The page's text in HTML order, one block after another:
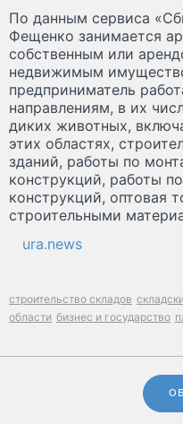
По данным сервиса
Фещенко занимается
собственным или
недвижимым
предприниматель
направлениям, в их
диких животных,
этих областях,
зданий, работы по
конструкций, работы
конструкций, оптовая
строительными
ura.news
строительство складов
области бизнес и государство